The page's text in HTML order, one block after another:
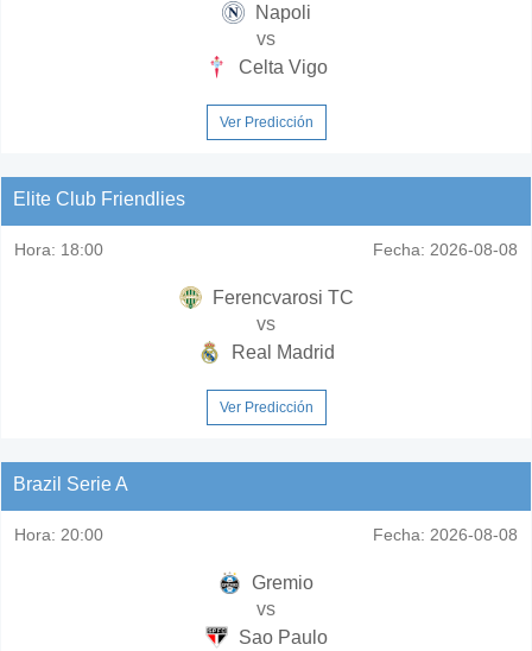
Napoli
vs
Celta Vigo
Ver Predicción
Elite Club Friendlies
Hora: 18:00 Fecha: 2026-08-08
Ferencvarosi TC
vs
Real Madrid
Ver Predicción
Brazil Serie A
Hora: 20:00 Fecha: 2026-08-08
Gremio
vs
Sao Paulo